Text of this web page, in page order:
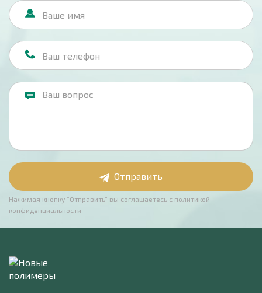
Отправить
Нажимая кнопку “Отправить” вы соглашаетесь с политикой
конфиденциальности